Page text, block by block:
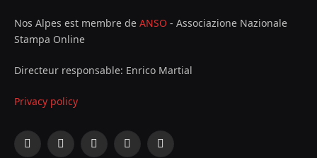
Nos Alpes est membre de ANSO - Associazione Nazionale
Stampa Online
Directeur responsable: Enrico Martial
Privacy policy
Facebook
X
InstagramYouTubeLinkedIn